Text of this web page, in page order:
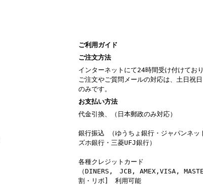
ご利用ガイド
ご注文方法
インターネットにて24時間受け付けており
ご注文やご質問メールの対応は、土日祝
のみです。
お支払い方法
代金引換、（日本郵政のみ対応）
銀行振込 （ゆうちょ銀行・ジャパンネッ
ズホ銀行・三菱UFJ銀行）
各種クレジットカード
（DINERS, JCB, AMEX,VISA,
割・リボ] 利用可能